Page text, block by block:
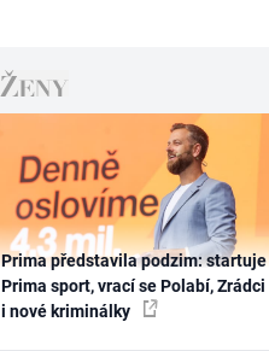
Prima představila podzim: startuje
Prima sport, vrací se Polabí, Zrádci
i nové kriminálky